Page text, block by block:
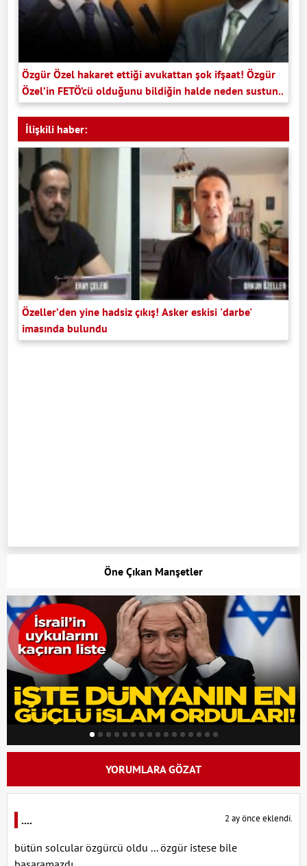
Özgür Özel hakaret ettiği avukattan şok ifşaat! Özgür
Özel’in FETÖ’cü olduğunu bildiğin halde neden sustun..
İlişkili haber:
Özeller’den yine hadsiz çıkış! Asker eskisi 'darbe'
imasında bulundu
Öne Çıkan Manşetler
YORUMLARA GÖZAT
.... 2 ay önce eklendi.
bütün solcular özgürcü oldu ... özgür istese bile